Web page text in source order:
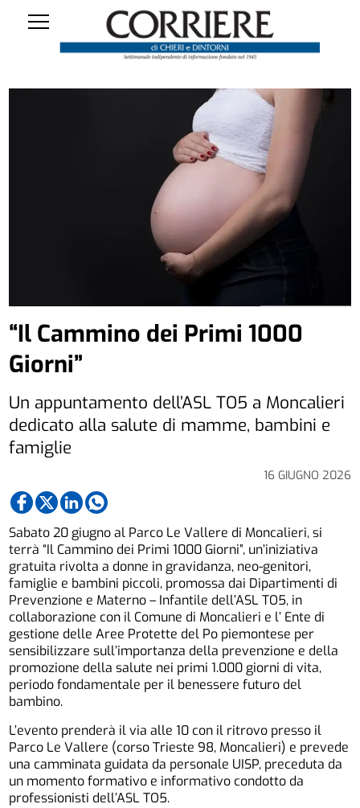
16 GIUGNO 2026
“Il Cammino dei Primi 1000
Giorni”
Un appuntamento dell’ASL TO5 a Moncalieri
dedicato alla salute di mamme, bambini e
famiglie
Sabato 20 giugno al Parco Le Vallere di Moncalieri, si
terrà “Il Cammino dei Primi 1000 Giorni”, un’iniziativa
gratuita rivolta a donne in gravidanza, neo-genitori,
famiglie e bambini piccoli, promossa dai Dipartimenti di
Prevenzione e Materno – Infantile dell’ASL TO5, in
collaborazione con il Comune di Moncalieri e l’ Ente di
gestione delle Aree Protette del Po piemontese per
sensibilizzare sull’importanza della prevenzione e della
promozione della salute nei primi 1.000 giorni di vita,
periodo fondamentale per il benessere futuro del
bambino.
L’evento prenderà il via alle 10 con il ritrovo presso il
Parco Le Vallere (corso Trieste 98, Moncalieri) e prevede
una camminata guidata da personale UISP, preceduta da
un momento formativo e informativo condotto da
professionisti dell’ASL TO5.